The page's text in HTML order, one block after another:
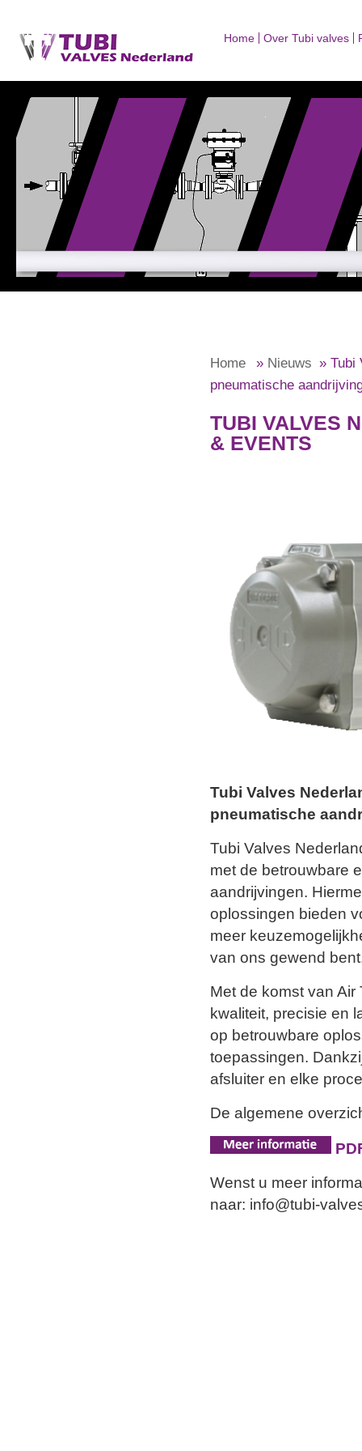
Home Over Tubi valves
Home » Nieuws » Tubi
pneumatische
TUBI VALVES
& EVENTS
Tubi Valves
pneumatische
Tubi Valves
met de betrouwbare
aandrijvingen.
oplossingen bieden
meer
van ons gewend
Met de komst van
kwaliteit, precisie en
op betrouwbare
toepassingen.
afsluiter en elke
De algemene
Wenst u meer
naar: info@tubi-